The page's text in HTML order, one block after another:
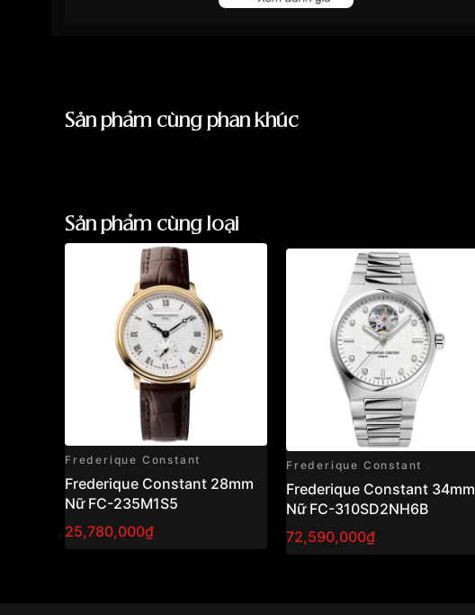
Sản phẩm cùng phân khúc
Sản phẩm cùng loại
Frederique Constant
Frederique Constant 28mm
Nữ FC-235M1S5
25,780,000₫
Frederique Constant
Frederique Constant 34mm
Nữ FC-310SD2NH6B
72,590,000₫